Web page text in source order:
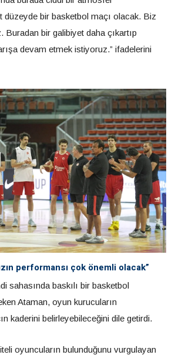
düzeyde bir basketbol maçı olacak. Biz
Buradan bir galibiyet daha çıkartıp
devam etmek istiyoruz.” ifadelerini
performansı çok önemli olacak”
sahasında baskılı bir basketbol
Ataman, oyun kurucuların
kaderini belirleyebileceğini dile getirdi.
oyuncuların bulunduğunu vurgulayan